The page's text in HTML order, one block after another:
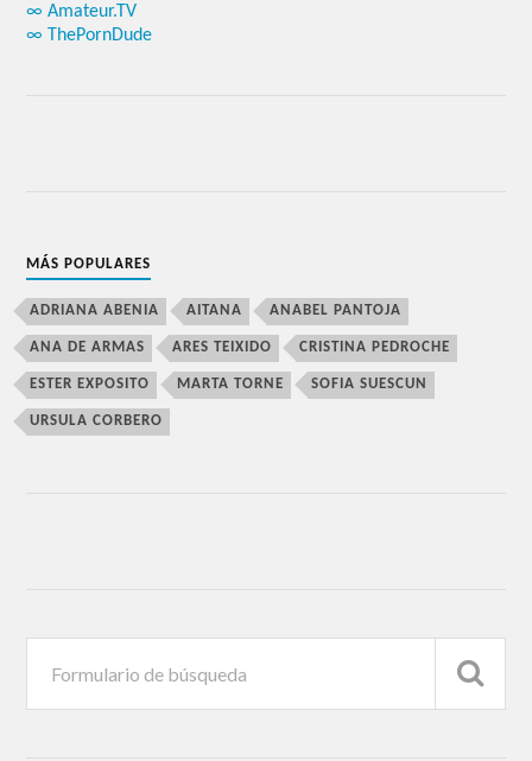
∞ Amateur.TV
∞ ThePornDude
MÁS POPULARES
ADRIANA ABENIA AITANA ANABEL PANTOJA
ANA DE ARMAS ARES TEIXIDO CRISTINA PEDROCHE
ESTER EXPOSITO MARTA TORNE SOFIA SUESCUN
URSULA CORBERO